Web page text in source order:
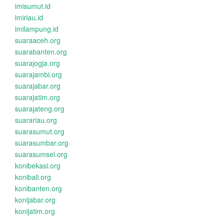
imisumut.id
imiriau.id
imilampung.id
suaraaceh.org
suarabanten.org
suarajogja.org
suarajambi.org
suarajabar.org
suarajatim.org
suarajateng.org
suarariau.org
suarasumut.org
suarasumbar.org
suarasumsel.org
konibekasi.org
konibali.org
konibanten.org
konijabar.org
konijatim.org